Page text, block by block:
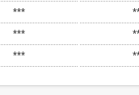
***
***
***